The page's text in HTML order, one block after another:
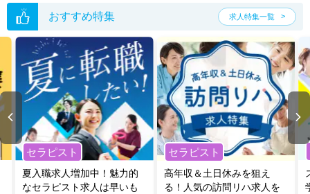
い。
おすすめ特集 求人特集一覧
セラピスト
夏入職求人増加中！魅力的
なセラピスト求人は早いも
セラピスト
高年収＆土日休みを狙え
る！人気の訪問リハ求人を